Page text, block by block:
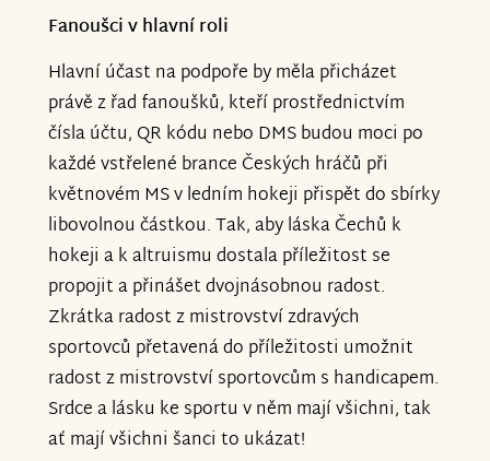
Fanoušci v hlavní roli
Hlavní účast na podpoře by měla přicházet
právě z řad fanoušků, kteří prostřednictvím
čísla účtu, QR kódu nebo DMS budou moci po
každé vstřelené brance Českých hráčů při
květnovém MS v ledním hokeji přispět do sbírky
libovolnou částkou. Tak, aby láska Čechů k
hokeji a k altruismu dostala příležitost se
propojit a přinášet dvojnásobnou radost.
Zkrátka radost z mistrovství zdravých
sportovců přetavená do příležitosti umožnit
radost z mistrovství sportovcům s handicapem.
Srdce a lásku ke sportu v něm mají všichni, tak
ať mají všichni šanci to ukázat!